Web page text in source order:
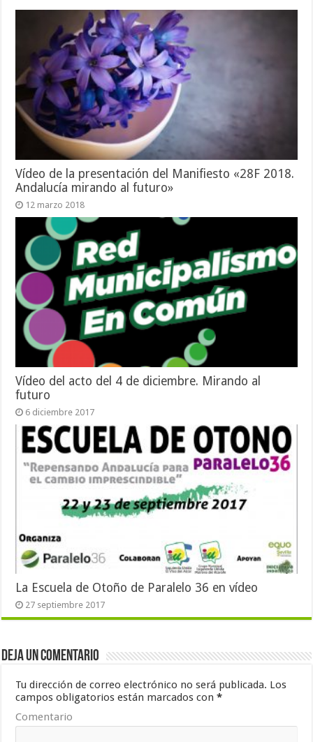
Vídeo de la presentación del Manifiesto «28F 2018.
Andalucía mirando al futuro»
12 marzo 2018
Vídeo del acto del 4 de diciembre. Mirando al
futuro
6 diciembre 2017
La Escuela de Otoño de Paralelo 36 en vídeo
27 septiembre 2017
Deja un comentario
Tu dirección de correo electrónico no será publicada. Los
campos obligatorios están marcados con*
Comentario